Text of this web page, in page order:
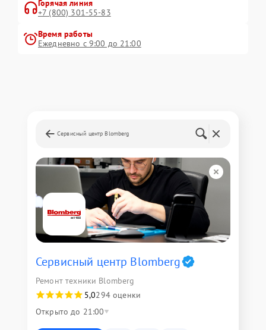
Горячая линия
+7 (800) 301-55-83
Время работы
Ежедневно с 9:00 до 21:00
Сервисный центр Blomberg
Сервисный центр Blomberg
Ремонт техники Blomberg
5,0294 оценки
Открыто до 21:00